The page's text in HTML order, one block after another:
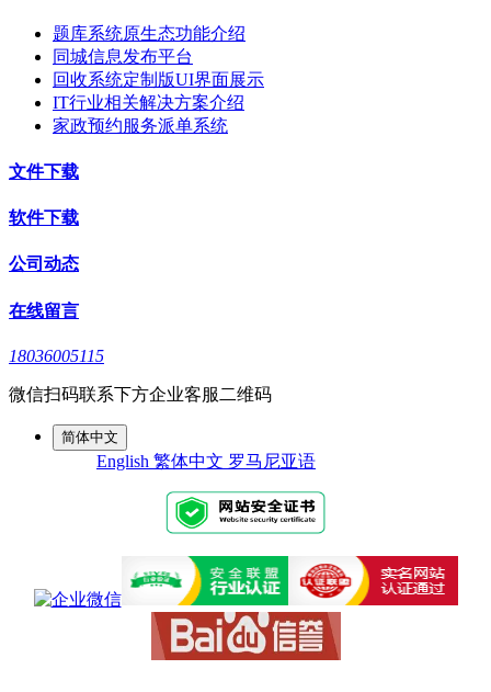
题库系统原生态功能介绍
同城信息发布平台
回收系统定制版UI界面展示
IT行业相关解决方案介绍
家政预约服务派单系统
文件下载
软件下载
公司动态
在线留言
18036005115
微信扫码联系下方企业客服二维码
简体中文
English 繁体中文 罗马尼亚语